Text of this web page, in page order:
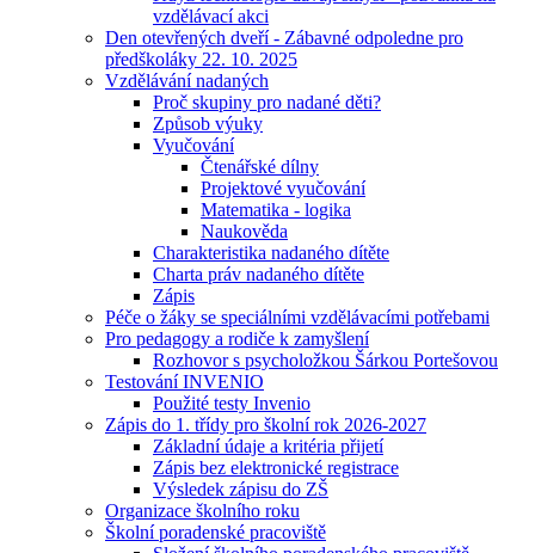
vzdělávací akci
Den otevřených dveří - Zábavné odpoledne pro
předškoláky 22. 10. 2025
Vzdělávání nadaných
Proč skupiny pro nadané děti?
Způsob výuky
Vyučování
Čtenářské dílny
Projektové vyučování
Matematika - logika
Naukověda
Charakteristika nadaného dítěte
Charta práv nadaného dítěte
Zápis
Péče o žáky se speciálními vzdělávacími potřebami
Pro pedagogy a rodiče k zamyšlení
Rozhovor s psycholožkou Šárkou Portešovou
Testování INVENIO
Použité testy Invenio
Zápis do 1. třídy pro školní rok 2026-2027
Základní údaje a kritéria přijetí
Zápis bez elektronické registrace
Výsledek zápisu do ZŠ
Organizace školního roku
Školní poradenské pracoviště